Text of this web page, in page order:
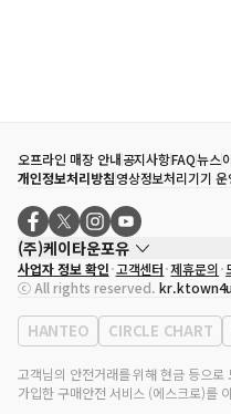
오프라인 매장 안내공지사항FAQ뉴스
개인정보처리방침영상정보처리기기 운
(주)케이타운포유
대표자
송효민
사업자등록번호
120-87-71116
통신판매업 신고번호 제2011-서울강
대표전화
02-552-9855
사업자 정보 확인 고객센터 제휴문의
ⓒ All rights reserved.
HANTEO CIRCLE CHART
고객님의 안전거래를 위해 현금 등으로
가입한 구매안전 서비스 (에스크로)를